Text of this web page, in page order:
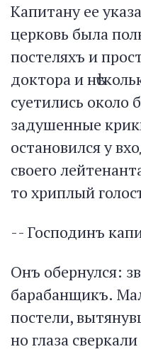
Капитану ее
церковь была
постеляхъ и
доктора и
суетились
задушенные
остановился у
своего
то хриплый
-- Господинъ
Онъ обернулся:
барабанщикъ.
постели,
но глаза